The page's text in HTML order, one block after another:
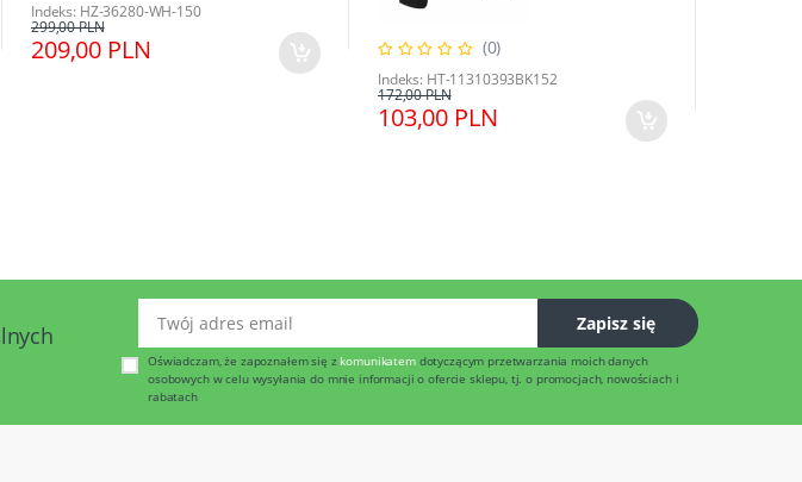
Indeks: HZ-36280-WH-150
209,00 PLN
299,00 PLN
(0)
Indeks: HT-11310393BK152
103,00 PLN
172,00 PLN
Zapisz się
Oświadczam, że zapoznałem się z komunikatemdotyczącym przetwarzania moich danych
osobowych w celu wysyłania do mnie informacji o ofercie sklepu, tj. o promocjach, nowościach i
rabatach